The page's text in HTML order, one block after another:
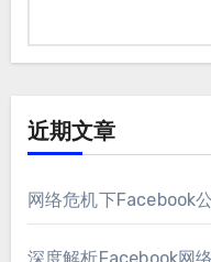
近期文章
网络危机下Facebook